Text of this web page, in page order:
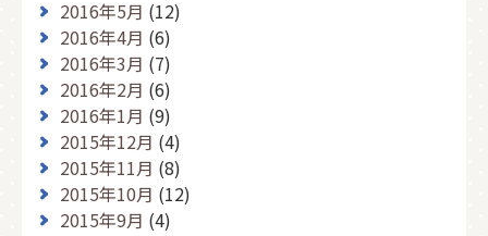
2016年5月 (12)
2016年4月 (6)
2016年3月 (7)
2016年2月 (6)
2016年1月 (9)
2015年12月 (4)
2015年11月 (8)
2015年10月 (12)
2015年9月 (4)